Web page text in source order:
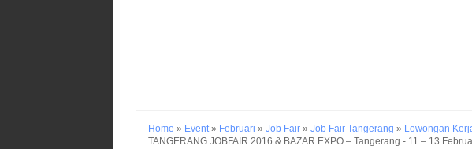
Home » Event » Februari » Job Fair » Job Fair Tangerang » Lowongan
TANGERANG JOBFAIR 2016 & BAZAR EXPO – Tangerang - 11 – 13